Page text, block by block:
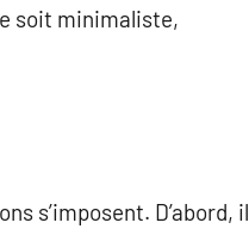
soit minimaliste,
s’imposent. D’abord, il